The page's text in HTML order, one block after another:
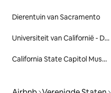
Dierentuin van Sacramento
Universiteit van Californië - Davis
California State Capitol Museum